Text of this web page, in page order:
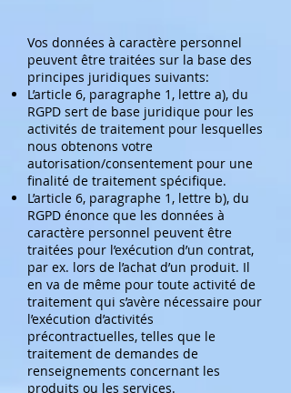
Vos données à caractère personnel
peuvent être traitées sur la base des
principes juridiques suivants:
L’article 6, paragraphe 1, lettre a), du
RGPD sert de base juridique pour les
activités de traitement pour lesquelles
nous obtenons votre
autorisation/consentement pour une
finalité de traitement spécifique.
L’article 6, paragraphe 1, lettre b), du
RGPD énonce que les données à
caractère personnel peuvent être
traitées pour l’exécution d’un contrat,
par ex. lors de l’achat d’un produit. Il
en va de même pour toute activité de
traitement qui s’avère nécessaire pour
l’exécution d’activités
précontractuelles, telles que le
traitement de demandes de
renseignements concernant les
produits ou les services.